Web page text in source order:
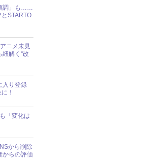
調」も……
STARTO
ニメ未見
解く“改
入り登録
！
「変化は
から削除
からの評価